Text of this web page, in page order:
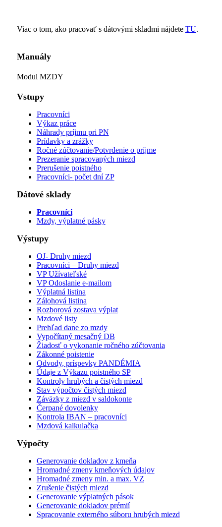
Viac o tom, ako pracovať s dátovými skladmi nájdete TU.
Manuály
Modul MZDY
Vstupy
Pracovníci
Výkaz práce
Náhrady príjmu pri PN
Prídavky a zrážky
Ročné zúčtovanie/Potvrdenie o príjme
Prezeranie spracovaných miezd
Prerušenie poistného
Pracovníci- počet dní ZP
Dátové sklady
Pracovníci
Mzdy, výplatné pásky
Výstupy
OJ- Druhy miezd
Pracovníci – Druhy miezd
VP Užívateľské
VP Odoslanie e-mailom
Výplatná listina
Zálohová listina
Rozborová zostava výplat
Mzdové listy
Prehľad dane zo mzdy
Vypočítaný mesačný DB
Žiadosť o vykonanie ročného zúčtovania
Zákonné poistenie
Odvody, príspevky PANDÉMIA
Údaje z Výkazu poistného SP
Kontroly hrubých a čistých miezd
Stav výpočtov čistých miezd
Záväzky z miezd v saldokonte
Čerpané dovolenky
Kontrola IBAN – pracovníci
Mzdová kalkulačka
Výpočty
Generovanie dokladov z kmeňa
Hromadné zmeny kmeňových údajov
Hromadné zmeny min. a max. VZ
Zrušenie čistých miezd
Generovanie výplatných pások
Generovanie dokladov prémií
Spracovanie externého súboru hrubých miezd